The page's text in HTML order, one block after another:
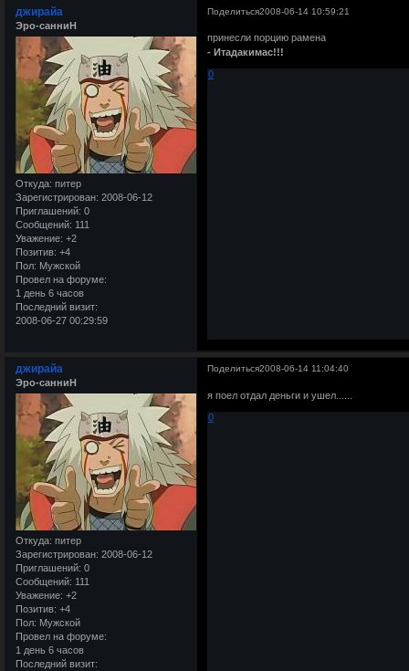
Поделиться2008-06-14 10:59:21
джирайа
Эро-санниН
Откуда: питер
Зарегистрирован: 2008-06-12
Приглашений: 0
Сообщений: 111
Уважение: +2
Позитив: +4
Пол: Мужской
Провел на форуме:
1 день 6 часов
Последний визит:
2008-06-27 00:29:59
принесли порцию рамена
- Итадакимас!!!
0
Поделиться2008-06-14 11:04:40
джирайа
Эро-санниН
Откуда: питер
Зарегистрирован: 2008-06-12
Приглашений: 0
Сообщений: 111
Уважение: +2
Позитив: +4
Пол: Мужской
Провел на форуме:
1 день 6 часов
Последний визит:
я поел отдал деньги и ушел......
0